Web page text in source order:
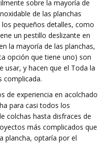
sobre la mayoría de
de las planchas
pequeños detalles, como
un pestillo deslizante en
la mayoría de las planchas,
opción que tiene uno) son
usar, y hacen que el Toda la
complicada.
de experiencia en acolchado
para casi todos los
colchas hasta disfraces de
más complicados que
plancha, optaría por el